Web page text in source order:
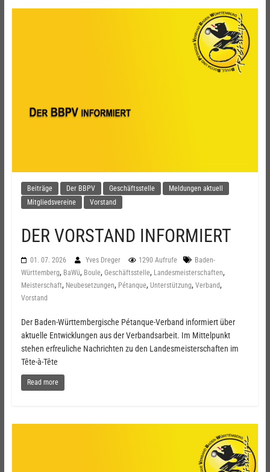
Beiträge Der BBPV Geschäftsstelle
Meldungen aktuell
Mitgliedsvereine
Vorstand
DER VORSTAND INFORMIERT
01. 07. 2026 Yves Dreger 1290 Aufrufe
Baden-
Württemberg, BaWü, Boule, Geschäftsstelle, Landesmeisterschaften,
Meisterschaft, Neubesetzungen, Pétanque, Unterstützung, Verband,
Vorstand
Der Baden-Württembergische Pétanque-Verband informiert über
aktuelle Entwicklungen aus der Verbandsarbeit. Im Mittelpunkt
stehen erfreuliche Nachrichten zu den Landesmeisterschaften im
Tête-à-Tête
Read more